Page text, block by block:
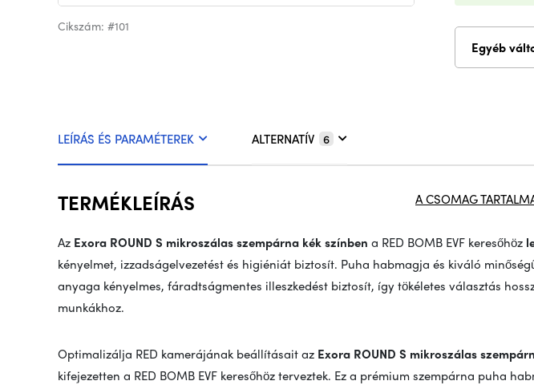
Cikszám: #101
LEÍRÁS ÉS PARAMÉTEREK ALTERNATÍV 6
A CSOMAG
TERMÉKLEÍRÁS
Az Exora ROUND S mikroszálas szempárna kék színben a RED BOMB EVF keresőhöz
kényelmet, izzadságelvezetést és higiéniát biztosít. Puha habmagja és kiváló
anyaga kényelmes, fáradtságmentes illeszkedést biztosít, így tökéletes választás
munkákhoz.
Optimalizálja RED kamerájának beállításait az Exora ROUND S mikroszálas
kifejezetten a RED BOMB EVF keresőhöz terveztek. Ez a prémium szempárna puha